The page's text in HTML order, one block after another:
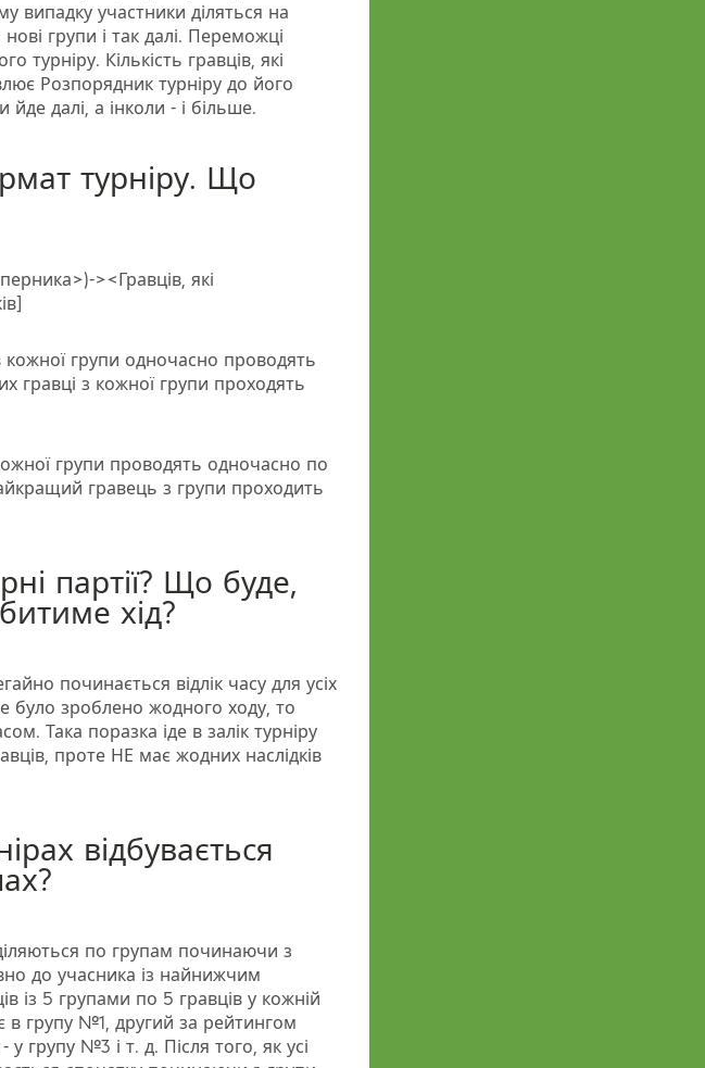
випадку участники діляться на
групи і так далі. Переможці
турніру. Кількість гравців, які
Розпорядник турніру до його
далі, а інколи - і більше.
турніру. Що
><Гравців, які
групи одночасно проводять
гравці з кожної групи проходять
групи проводять одночасно по
гравець з групи проходить
партії? Що буде,
хід?
починається відлік часу для усіх
було зроблено жодного ходу, то
Така поразка іде в залік турніру
проте НЕ має жодних наслідків
відбувається
по групам починаючи з
до учасника із найнижчим
із 5 групами по 5 гравців у кожній
групу №1, другий за рейтингом
групу №3 і т. д. Після того, як усі